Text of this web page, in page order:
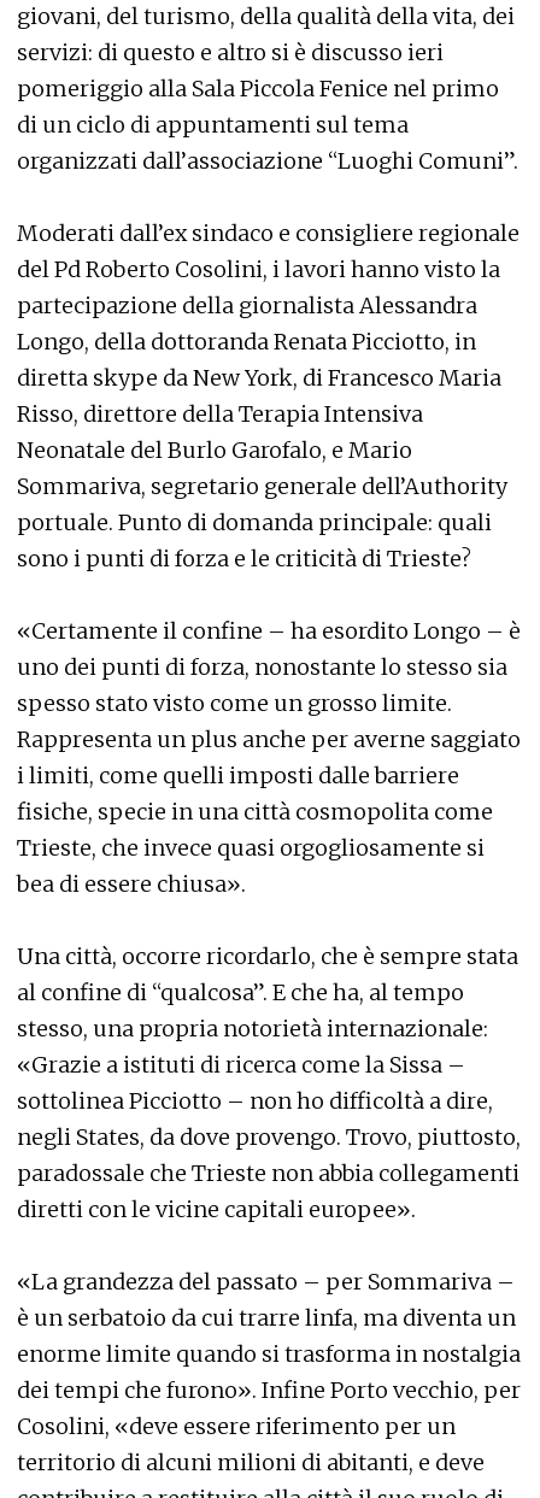
giovani, del turismo, della qualità della vita, dei
servizi: di questo e altro si è discusso ieri
pomeriggio alla Sala Piccola Fenice nel primo
di un ciclo di appuntamenti sul tema
organizzati dall’associazione “Luoghi Comuni”.
Moderati dall’ex sindaco e consigliere regionale
del Pd Roberto Cosolini, i lavori hanno visto la
partecipazione della giornalista Alessandra
Longo, della dottoranda Renata Picciotto, in
diretta skype da New York, di Francesco Maria
Risso, direttore della Terapia Intensiva
Neonatale del Burlo Garofalo, e Mario
Sommariva, segretario generale dell’Authority
portuale. Punto di domanda principale: quali
sono i punti di forza e le criticità di Trieste?
«Certamente il confine – ha esordito Longo – è
uno dei punti di forza, nonostante lo stesso sia
spesso stato visto come un grosso limite.
Rappresenta un plus anche per averne saggiato
i limiti, come quelli imposti dalle barriere
fisiche, specie in una città cosmopolita come
Trieste, che invece quasi orgogliosamente si
bea di essere chiusa».
Una città, occorre ricordarlo, che è sempre stata
al confine di “qualcosa”. E che ha, al tempo
stesso, una propria notorietà internazionale:
«Grazie a istituti di ricerca come la Sissa –
sottolinea Picciotto – non ho difficoltà a dire,
negli States, da dove provengo. Trovo, piuttosto,
paradossale che Trieste non abbia collegamenti
diretti con le vicine capitali europee».
«La grandezza del passato – per Sommariva –
è un serbatoio da cui trarre linfa, ma diventa un
enorme limite quando si trasforma in nostalgia
dei tempi che furono». Infine Porto vecchio, per
Cosolini, «deve essere riferimento per un
territorio di alcuni milioni di abitanti, e deve